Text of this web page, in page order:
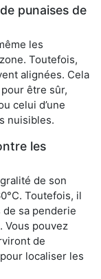
punaises de
les
Toutefois,
alignées. Cela
être sûr,
celui d’une
nuisibles.
les
de son
Toutefois, il
sa penderie
Vous pouvez
de
localiser les